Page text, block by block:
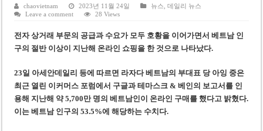
베트남주식 SST, 2025년 현금 배당 80% 결정…과거 최대 350% 지급 이력
베트남 전자비자 사기 웹사이트 주의…외국인 여행자 피해 경보
베트남, 8월부터 토지·측량 처벌 강화… 기획사 코뮌 위원장 과태료 상한 50
호찌민시, 약 6,500㎡ 토지 용도변경 승인…리조트 개발 추진
chaovietnam 2023년 11월 24일 뉴스 ,데일리 뉴스
Leave a comment
28 Views
전자 상거래 부문의 공급과 수요가 모두 호황을 이어가면서 베트남 인
구의 절반 이상이 지난해 온라인 쇼핑을 한 것으로 나타났다.
23일 아세안데일리 등에 따르면 라자다 베트남의 부대표 당 아잉 중은
최근 열린 이커머스 포럼에서 구글과 테마스크 & 베인의 보고서를 인
용해 지난해 약 5,700만 명의 베트남인이 온라인 구매를 했다고 밝혔다.
이는 베트남 인구의 53.5%에 해당하는 수치다.